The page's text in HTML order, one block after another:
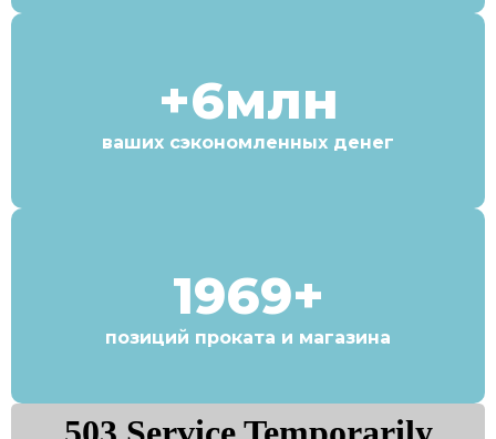
+6млн
ваших сэкономленных денег
1969+
позиций проката и магазина